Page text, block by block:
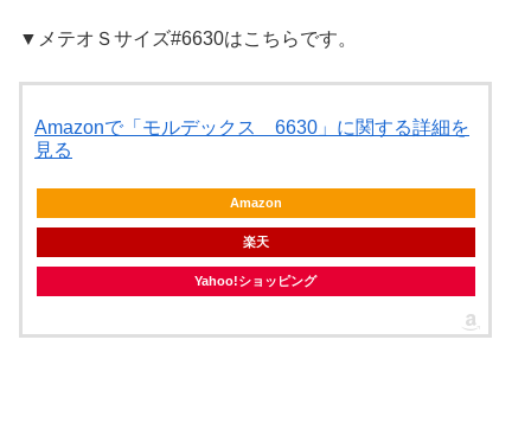
▼メテオＳサイズ#6630はこちらです。
Amazonで「モルデックス 6630」に関する詳細を
見る
Amazon
楽天
Yahoo!ショッピング